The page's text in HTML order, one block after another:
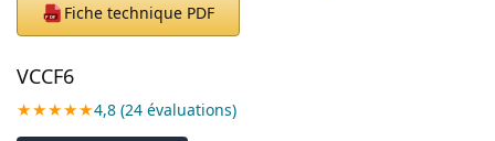
PDF Fiche technique PDF
VCCF6
★★★★★4,8 (24 évaluations)